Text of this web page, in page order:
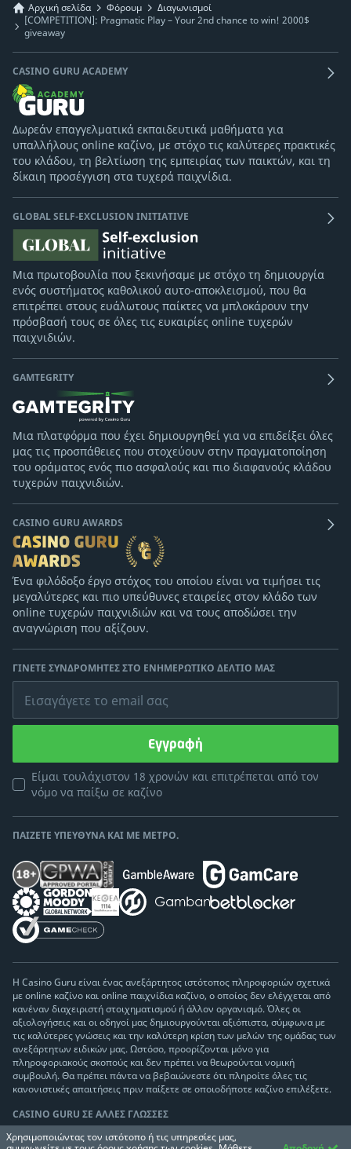
Χρησιμοποιώντας τον ιστότοπο ή τις υπηρεσίες μας,
Αρχική σελίδα Φόρουμ
Διαγωνισμοί
[COMPETITION]: Pragmatic Play – Your 2nd chance to win! 2000$
giveaway
CASINO GURU ACADEMY
Δωρεάν επαγγελματικά εκπαιδευτικά μαθήματα για
υπαλλήλους online καζίνο, με στόχο τις καλύτερες πρακτικές
του κλάδου, τη βελτίωση της εμπειρίας των παικτών, και τη
δίκαιη προσέγγιση στα τυχερά παιχνίδια.
GLOBAL SELF-EXCLUSION INITIATIVE
Μια πρωτοβουλία που ξεκινήσαμε με στόχο τη δημιουργία
ενός συστήματος καθολικού αυτο-αποκλεισμού, που θα
επιτρέπει στους ευάλωτους παίκτες να μπλοκάρουν την
πρόσβασή τους σε όλες τις ευκαιρίες online τυχερών
παιχνιδιών.
GAMTEGRITY
Μια πλατφόρμα που έχει δημιουργηθεί για να επιδείξει όλες
μας τις προσπάθειες που στοχεύουν στην πραγματοποίηση
του οράματος ενός πιο ασφαλούς και πιο διαφανούς κλάδου
τυχερών παιχνιδιών.
CASINO GURU AWARDS
Ένα φιλόδοξο έργο στόχος του οποίου είναι να τιμήσει τις
μεγαλύτερες και πιο υπεύθυνες εταιρείες στον κλάδο των
online τυχερών παιχνιδιών και να τους αποδώσει την
αναγνώριση που αξίζουν.
ΓΊΝΕΤΕ ΣΥΝΔΡΟΜΗΤΈΣ ΣΤΟ ΕΝΗΜΕΡΩΤΙΚΌ ΔΕΛΤΊΟ ΜΑΣ
Εισαγάγετε το email σας
Εγγραφή
Είμαι τουλάχιστον 18 χρονών και επιτρέπεται από τον
νόμο να παίξω σε καζίνο
ΠΑΊΖΕΤΕ ΥΠΕΎΘΥΝΑ ΚΑΙ ΜΕ ΜΈΤΡΟ.
Η Casino Guru είναι ένας ανεξάρτητος ιστότοπος πληροφοριών σχετικά
με online καζίνο και online παιχνίδια καζίνο, ο οποίος δεν ελέγχεται από
κανέναν διαχειριστή στοιχηματισμού ή άλλον οργανισμό. Όλες οι
αξιολογήσεις και οι οδηγοί μας δημιουργούνται αξιόπιστα, σύμφωνα με
τις καλύτερες γνώσεις και την καλύτερη κρίση των μελών της ομάδας των
ανεξάρτητων ειδικών μας. Ωστόσο, προορίζονται μόνο για
πληροφοριακούς σκοπούς και δεν πρέπει να θεωρούνται νομική
συμβουλή. Θα πρέπει πάντα να βεβαιώνεστε ότι πληροίτε όλες τις
κανονιστικές απαιτήσεις πριν παίξετε σε οποιοδήποτε καζίνο επιλέξετε.
CASINO GURU ΣΕ ΆΛΛΕΣ ΓΛΏΣΣΕΣ
Επιλέξτε γλώσσα